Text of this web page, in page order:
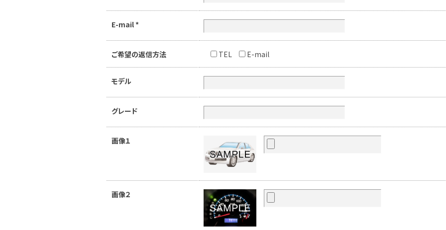
E-mail *
ご希望の返信方法 TEL E-mail
モデル
グレード
画像１
画像２